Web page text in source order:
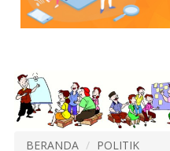
BERANDA POLITIK